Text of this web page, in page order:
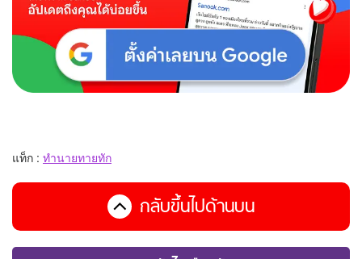
แท็ก : ทำนายทายทัก
กลับขึ้นไปด้านบน